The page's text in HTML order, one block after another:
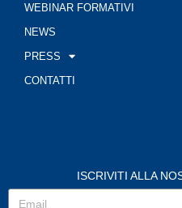
WEBINAR FORMATIVI
NEWS
PRESS
CONTATTI
ISCRIVITI ALLA